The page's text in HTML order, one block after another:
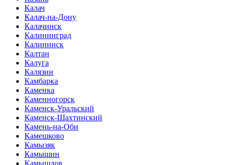
Калач
Калач-на-Дону
Калачинск
Калининград
Калининск
Калтан
Калуга
Калязин
Камбарка
Каменка
Каменногорск
Каменск-Уральский
Каменск-Шахтинский
Камень-на-Оби
Камешково
Камызяк
Камышин
Камышлов